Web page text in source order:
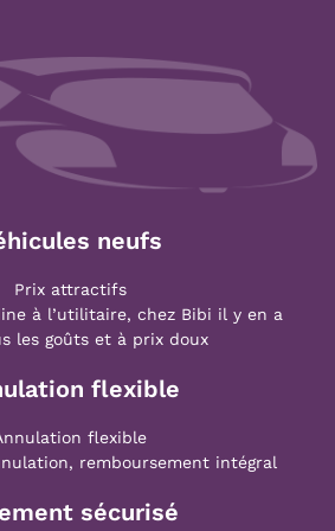
neufs
Prix attractifs
à l’utilitaire, chez Bibi il y en a
les goûts et à prix doux
flexible
flexible
remboursement intégral
sécurisé